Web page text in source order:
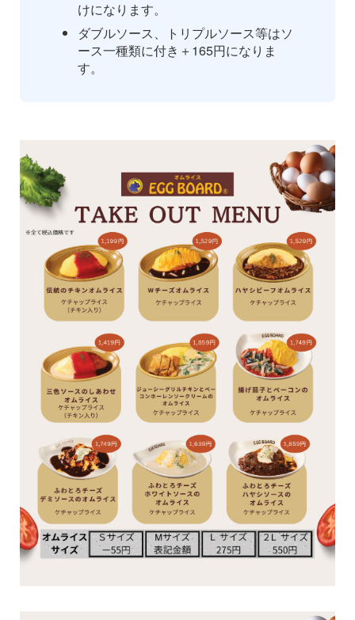
けになります。
ダブルソース、トリプルソース等はソ
ース一種類に付き＋165円になりま
す。